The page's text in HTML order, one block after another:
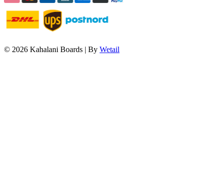
© 2026 Kahalani Boards | By Wetail